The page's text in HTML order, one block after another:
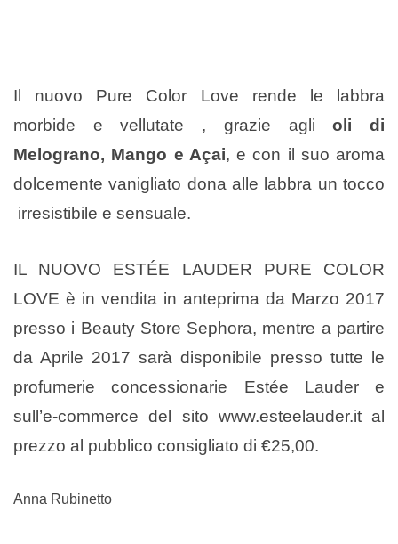
Il nuovo Pure Color Love rende le labbra
morbide e vellutate , grazie agli oli di
Melograno, Mango e Açai, e con il suo aroma
dolcemente vanigliato dona alle labbra un tocco
irresistibile e sensuale.
IL NUOVO ESTÉE LAUDER PURE COLOR
LOVE è in vendita in anteprima da Marzo 2017
presso i Beauty Store Sephora, mentre a partire
da Aprile 2017 sarà disponibile presso tutte le
profumerie concessionarie Estée Lauder e
sull’e-commerce del sito www.esteelauder.it al
prezzo al pubblico consigliato di €25,00.
Anna Rubinetto